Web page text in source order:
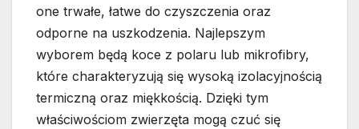
one trwałe, łatwe do czyszczenia oraz
odporne na uszkodzenia. Najlepszym
wyborem będą koce z polaru lub mikrofibry,
które charakteryzują się wysoką izolacyjnością
termiczną oraz miękkością. Dzięki tym
właściwościom zwierzęta mogą czuć się